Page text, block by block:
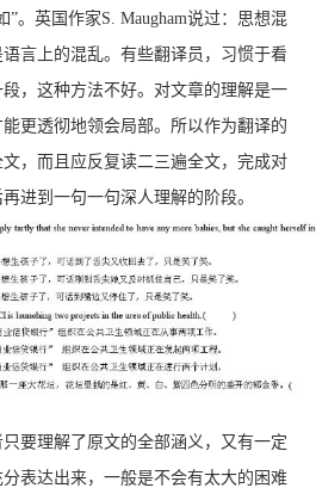
”。英国作家S. Maugham说过：思想混
言上的混乱。有些翻译员，习惯于看
，这种方法不好。对文章的理解是一
更透彻地领会局部。所以作为翻译的
，而且应反复读二三遍全文，完成对
进到一句一句深人理解的阶段。
要理解了原文的全部涵义，又有一定
表达出来，一般是不会有太大的困难